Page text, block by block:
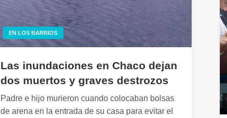
EN LOS BARRIOS
Las inundaciones en Chaco dejan
dos muertos y graves destrozos
Padre e hijo murieron cuando colocaban bolsas
de arena en la entrada de su casa para evitar el